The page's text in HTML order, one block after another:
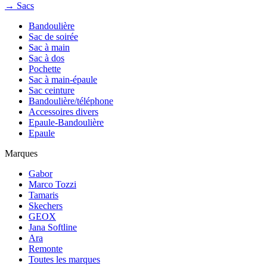
→ Sacs
Bandoulière
Sac de soirée
Sac à main
Sac à dos
Pochette
Sac à main-épaule
Sac ceinture
Bandoulière/téléphone
Accessoires divers
Epaule-Bandoulière
Epaule
Marques
Gabor
Marco Tozzi
Tamaris
Skechers
GEOX
Jana Softline
Ara
Remonte
Toutes les marques